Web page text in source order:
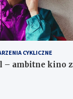
i
n
a
w
CYKLICZNE
– ambitne kino z